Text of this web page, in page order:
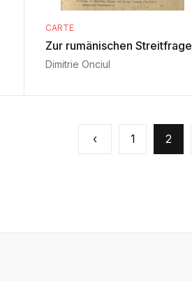
CARTE
Zur rumänischen Streitfrage
Dimitrie Onciul
‹ 1 2